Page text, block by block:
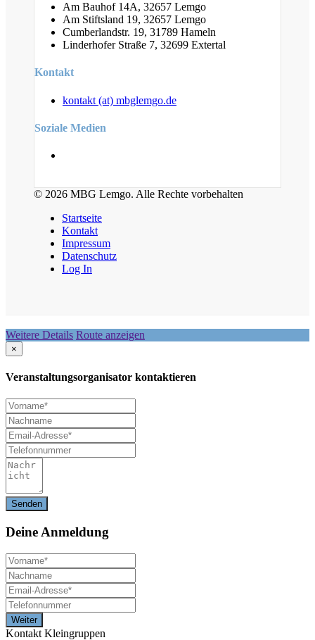
Am Bauhof 14A, 32657 Lemgo
Am Stiftsland 19, 32657 Lemgo
Cumberlandstr. 19, 31789 Hameln
Linderhofer Straße 7, 32699 Extertal
Kontakt
kontakt (at) mbglemgo.de
Soziale Medien
© 2026 MBG Lemgo. Alle Rechte vorbehalten
Startseite
Kontakt
Impressum
Datenschutz
Log In
Weitere Details Route anzeigen
×
Veranstaltungsorganisator kontaktieren
Deine Anmeldung
Kontakt Kleingruppen